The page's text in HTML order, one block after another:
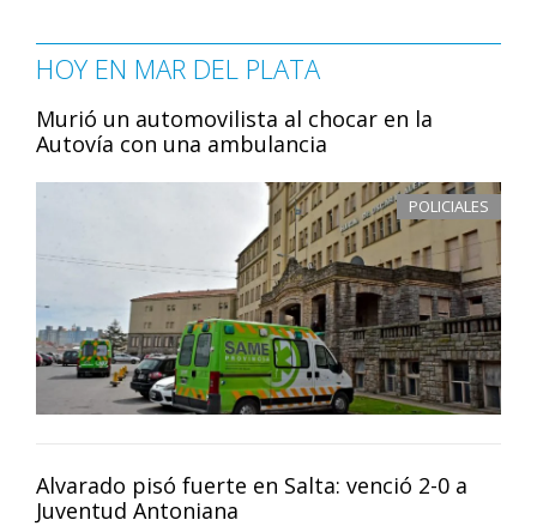
HOY EN MAR DEL PLATA
Murió un automovilista al chocar en la
Autovía con una ambulancia
POLICIALES
Alvarado pisó fuerte en Salta: venció 2-0 a
Juventud Antoniana